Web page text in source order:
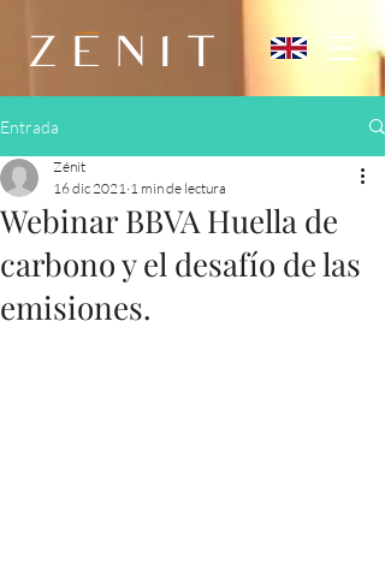
Entrada
Webinar BBVA Huella de
carbono y el desafío de las
emisiones.
Zénit
16 dic 2021 1 min de lectura